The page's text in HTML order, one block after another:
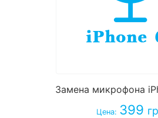
Замена микрофона
Цена: 399